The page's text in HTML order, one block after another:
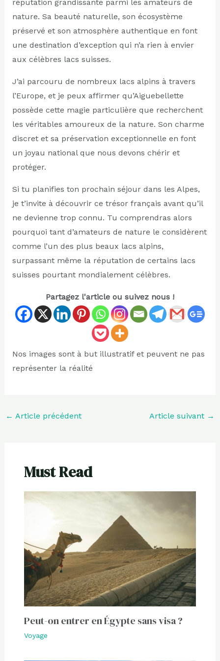
réputation grandissante parmi les amateurs de
nature. Sa beauté naturelle, son écosystème
préservé et son atmosphère authentique en font
une destination d’exception qui n’a rien à envier
aux célèbres lacs suisses.
J’ai parcouru de nombreux lacs alpins à travers
l’Europe, et je peux affirmer qu’Aiguebellette
possède cette magie particulière que recherchent
les véritables amoureux de la nature. Son charme
discret et sa préservation exceptionnelle en font
un joyau national que nous devons chérir et
protéger.
Si tu planifies ton prochain séjour dans les Alpes,
je t’invite à découvrir ce trésor français avant qu’il
ne devienne trop connu. Tu comprendras alors
pourquoi tant d’amateurs de nature le considèrent
comme l’un des plus beaux lacs alpins,
surpassant même la réputation de certains lacs
suisses pourtant mondialement célèbres.
Partagez l'article ou suivez nous !
Nos images sont à but illustratif et peuvent ne pas
représenter la réalité
← Article précédent Article suivant →
Must Read
Peut-on entrer en Égypte sans visa ?
Voyage